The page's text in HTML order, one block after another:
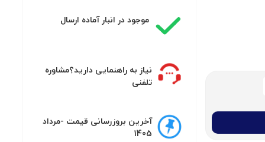
موجود در انبار آماده ارسال
نیاز به راهنمایی دارید؟مشاوره
تلفنی
آخرین بروزرسانی قیمت -مرداد
1405